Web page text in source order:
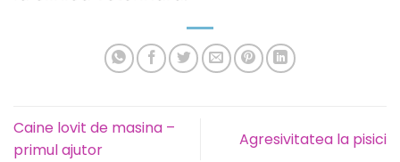
Caine lovit de masina –
primul ajutor
Agresivitatea la pisici